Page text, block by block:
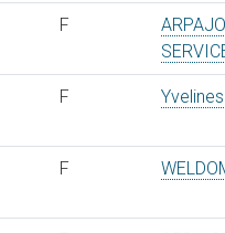
F
F
F